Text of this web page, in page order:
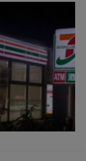
すると、鼻
…